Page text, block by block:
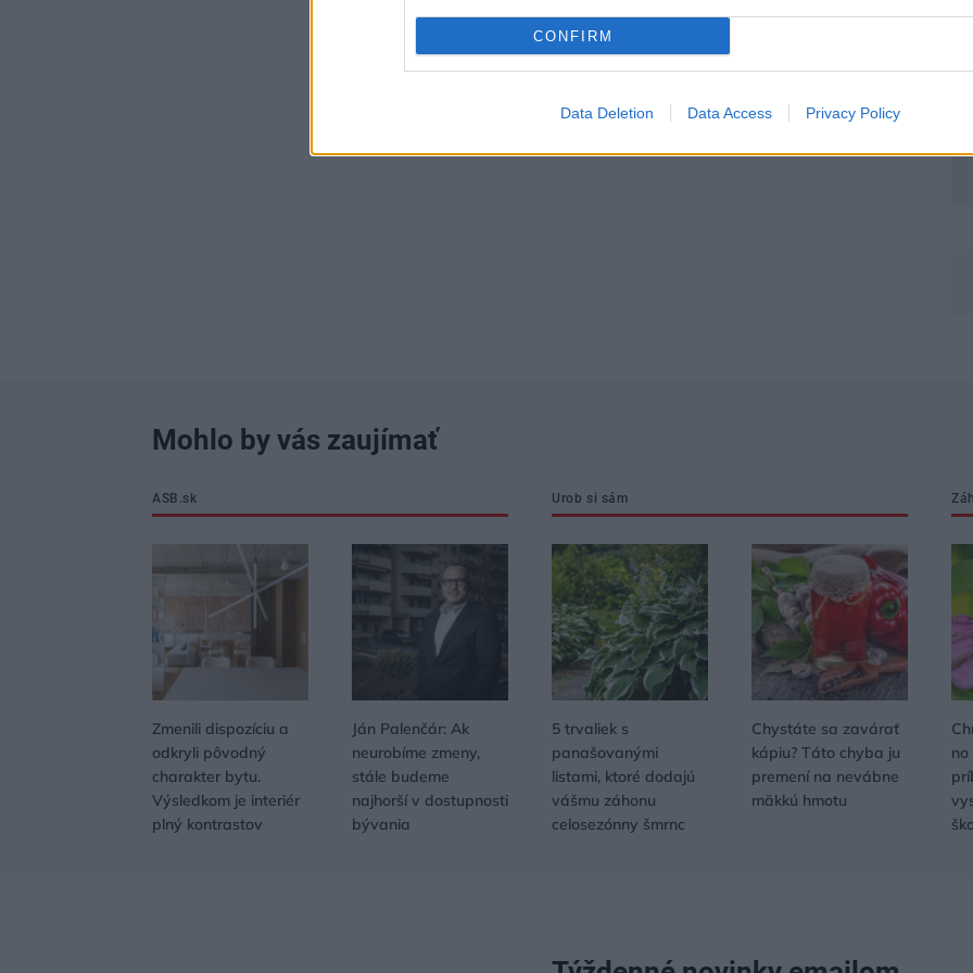
CONFIRM
Data Deletion Data Access Privacy Policy
Môj dom Špeciál 02/2026
Mohlo by vás zaujímať
ASB.sk
Zmenili dispozíciu a
odkryli pôvodný
charakter bytu.
Výsledkom je interiér
plný kontrastov
Ján Palenčár: Ak
neurobíme zmeny,
stále budeme
najhorší v dostupnosti
bývania
Urob si sám
5 trvaliek s
panašovanými
listami, ktoré dodajú
vášmu záhonu
celosezónny šmrnc
Chystáte sa zavárať
kápiu? Táto chyba ju
premení na nevábne
mäkkú hmotu
no